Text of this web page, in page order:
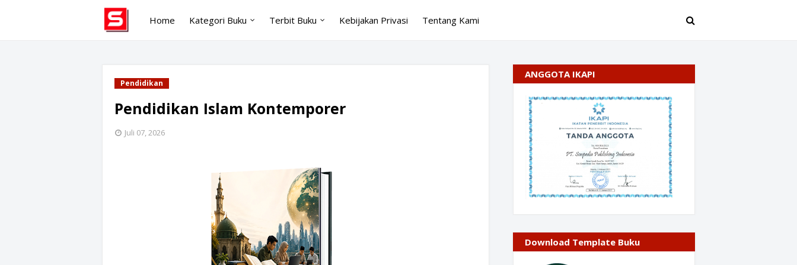
Home Kategori Buku Terbit Buku Kebijakan Privasi Tentang Kami
Pendidikan
Pendidikan Islam Kontemporer
Juli 07, 2026
ANGGOTA IKAPI
Download Template Buku